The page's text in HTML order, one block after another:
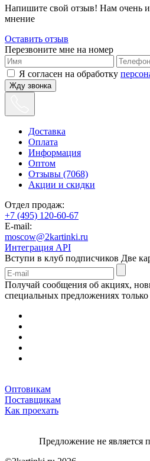
Напишите свой отзыв! Нам очень
мнение
Оставить отзыв
Перезвоните мне на номер
Я согласен на обработку
Жду звонка
Доставка
Оплата
Информация
Оптом
Отзывы (7068)
Акции и скидки
Отдел продаж:
+7 (495) 120-60-67
E-mail:
moscow@2kartinki.ru
Интеграция API
Вступи в клуб подписчиков Две
Получай сообщения об акциях,
специальных предложениях
Оптовикам
Поставщикам
Как проехать
Предложение не является